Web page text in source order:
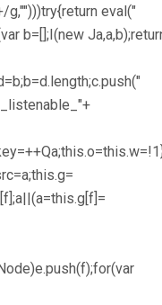
eval("
b=[];I(new